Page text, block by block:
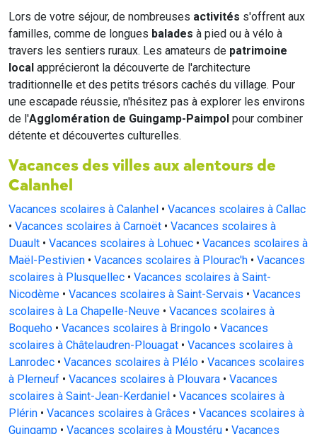
Lors de votre séjour, de nombreuses activités s'offrent aux
familles, comme de longues balades à pied ou à vélo à
travers les sentiers ruraux. Les amateurs de patrimoine
local apprécieront la découverte de l'architecture
traditionnelle et des petits trésors cachés du village. Pour
une escapade réussie, n'hésitez pas à explorer les environs
de l'Agglomération de Guingamp-Paimpol pour combiner
détente et découvertes culturelles.
Vacances des villes aux alentours de
Calanhel
Vacances scolaires à Calanhel • Vacances scolaires à Callac
• Vacances scolaires à Carnoët • Vacances scolaires à
Duault • Vacances scolaires à Lohuec • Vacances scolaires à
Maël-Pestivien • Vacances scolaires à Plourac'h • Vacances
scolaires à Plusquellec • Vacances scolaires à Saint-
Nicodème • Vacances scolaires à Saint-Servais • Vacances
scolaires à La Chapelle-Neuve • Vacances scolaires à
Boqueho • Vacances scolaires à Bringolo • Vacances
scolaires à Châtelaudren-Plouagat • Vacances scolaires à
Lanrodec • Vacances scolaires à Plélo • Vacances scolaires
à Plerneuf • Vacances scolaires à Plouvara • Vacances
scolaires à Saint-Jean-Kerdaniel • Vacances scolaires à
Plérin • Vacances scolaires à Grâces • Vacances scolaires à
Guingamp • Vacances scolaires à Moustéru • Vacances